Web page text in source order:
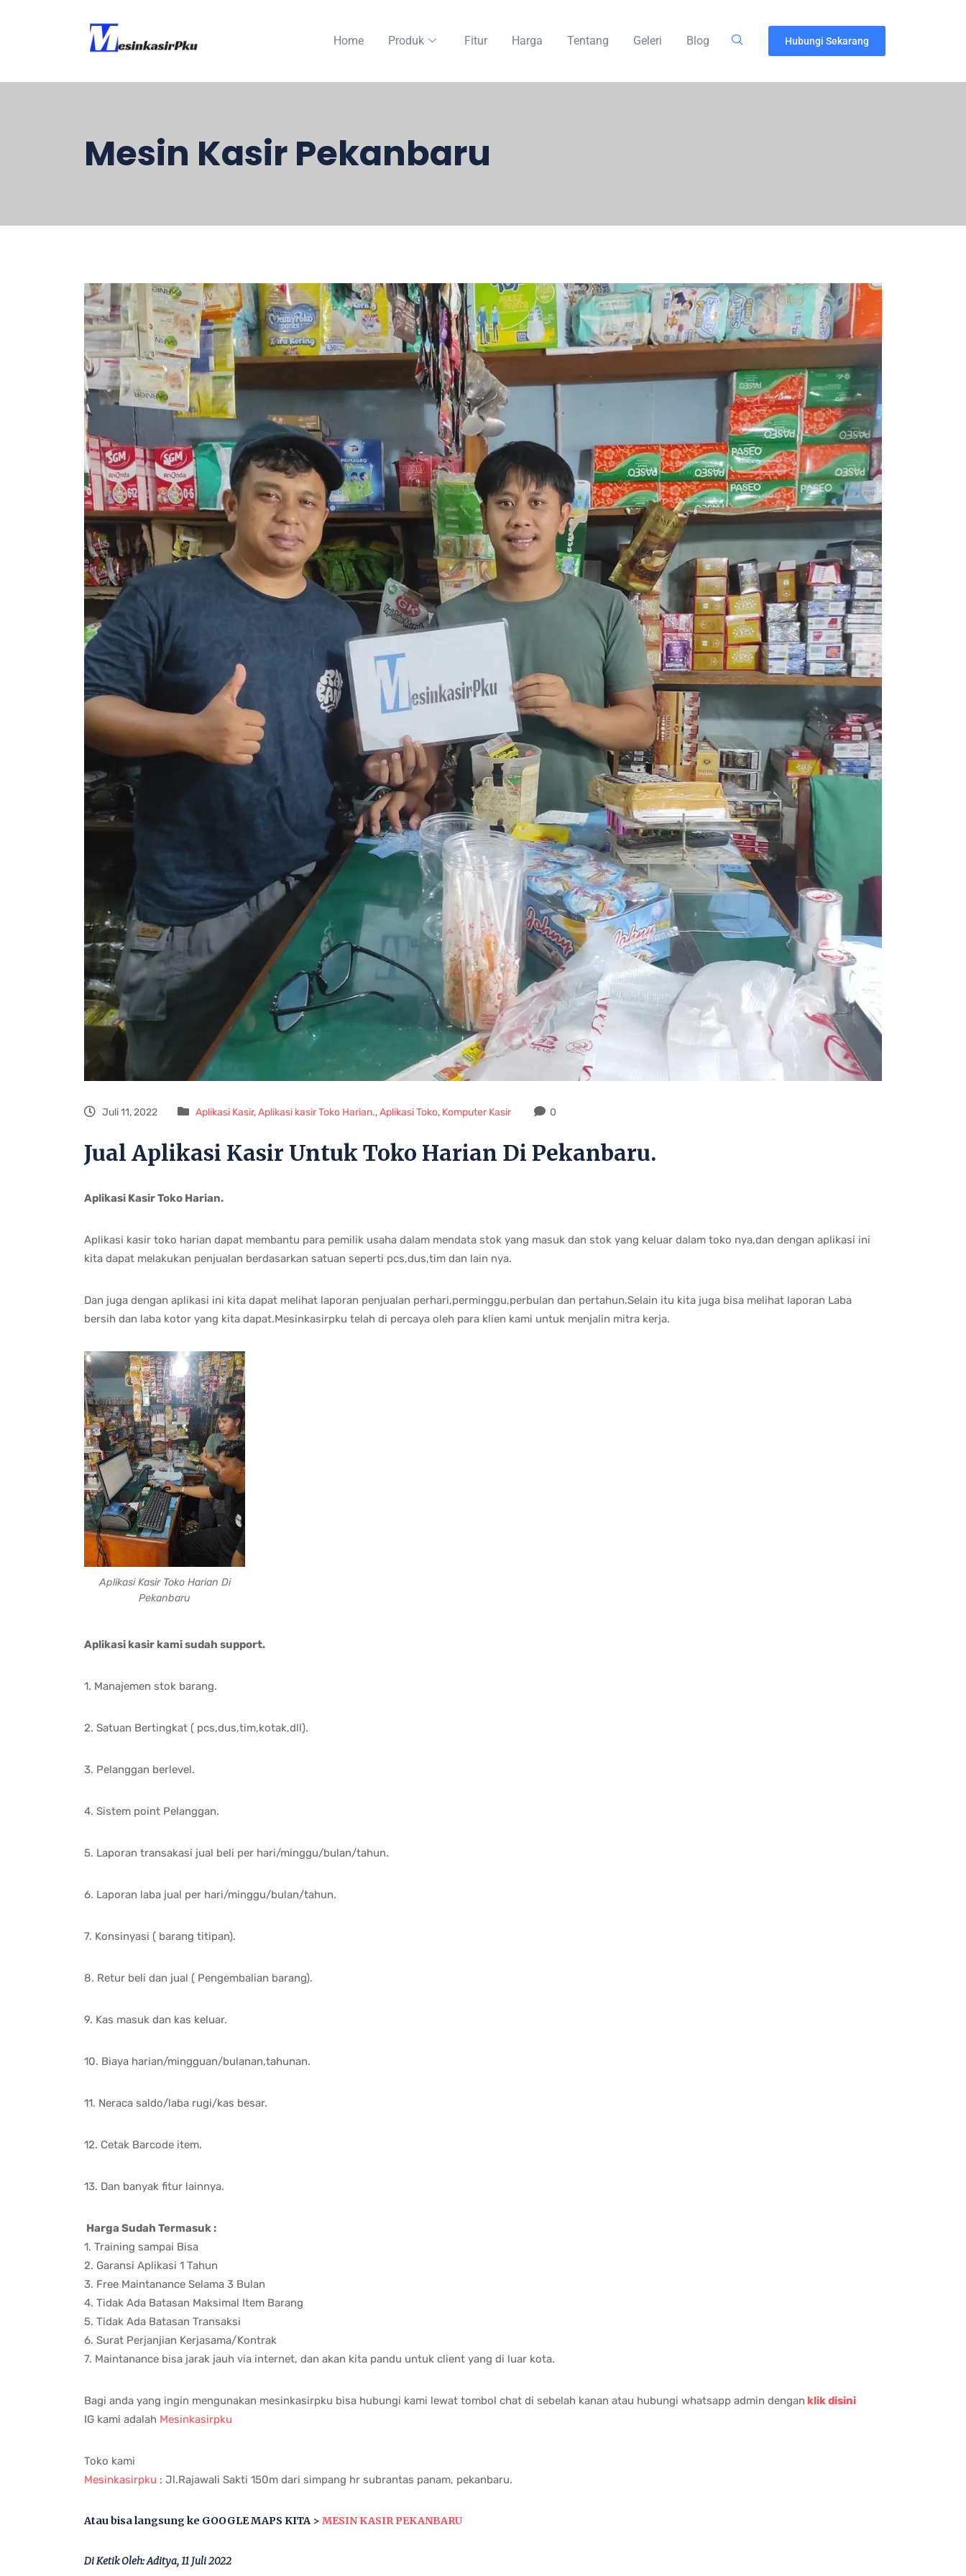
Home Produk Fitur Harga Tentang Geleri Blog Hubungi Sekarang
Mesin Kasir Pekanbaru
Juli 11, 2022 Aplikasi Kasir,Aplikasi kasir Toko Harian.,Aplikasi Toko, Komputer Kasir 0
Jual Aplikasi Kasir Untuk Toko Harian Di Pekanbaru.
Aplikasi Kasir Toko Harian.
Aplikasi kasir toko harian dapat membantu para pemilik usaha dalam mendata stok yang masuk dan stok yang keluar dalam toko nya,dan dengan aplikasi ini
kita dapat melakukan penjualan berdasarkan satuan seperti pcs,dus,tim dan lain nya.
Dan juga dengan aplikasi ini kita dapat melihat laporan penjualan perhari,perminggu,perbulan dan pertahun.Selain itu kita juga bisa melihat laporan Laba
bersih dan laba kotor yang kita dapat.Mesinkasirpku telah di percaya oleh para klien kami untuk menjalin mitra kerja.
Aplikasi Kasir Toko Harian Di
Pekanbaru
Aplikasi kasir kami sudah support.
1. Manajemen stok barang.
2. Satuan Bertingkat ( pcs,dus,tim,kotak,dll).
3. Pelanggan berlevel.
4. Sistem point Pelanggan.
5. Laporan transakasi jual beli per hari/minggu/bulan/tahun.
6. Laporan laba jual per hari/minggu/bulan/tahun.
7. Konsinyasi ( barang titipan).
8. Retur beli dan jual ( Pengembalian barang).
9. Kas masuk dan kas keluar.
10. Biaya harian/mingguan/bulanan,tahunan.
11. Neraca saldo/laba rugi/kas besar.
12. Cetak Barcode item.
13. Dan banyak fitur lainnya.
Harga Sudah Termasuk :
1. Training sampai Bisa
2. Garansi Aplikasi 1 Tahun
3. Free Maintanance Selama 3 Bulan
4. Tidak Ada Batasan Maksimal Item Barang
5. Tidak Ada Batasan Transaksi
6. Surat Perjanjian Kerjasama/Kontrak
7. Maintanance bisa jarak jauh via internet, dan akan kita pandu untuk client yang di luar kota.
Bagi anda yang ingin mengunakan mesinkasirpku bisa hubungi kami lewat tombol chat di sebelah kanan atau hubungi whatsapp admin dengan klik disini
IG kami adalah Mesinkasirpku
Toko kami
Mesinkasirpku : Jl.Rajawali Sakti 150m dari simpang hr subrantas panam, pekanbaru.
Atau bisa langsung ke GOOGLE MAPS KITA > MESIN KASIR PEKANBARU
Di Ketik Oleh: Aditya, 11 Juli 2022